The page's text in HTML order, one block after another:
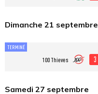
Dimanche 21 septembre
TERMINÉ
100 Thieves 3
Samedi 27 septembre